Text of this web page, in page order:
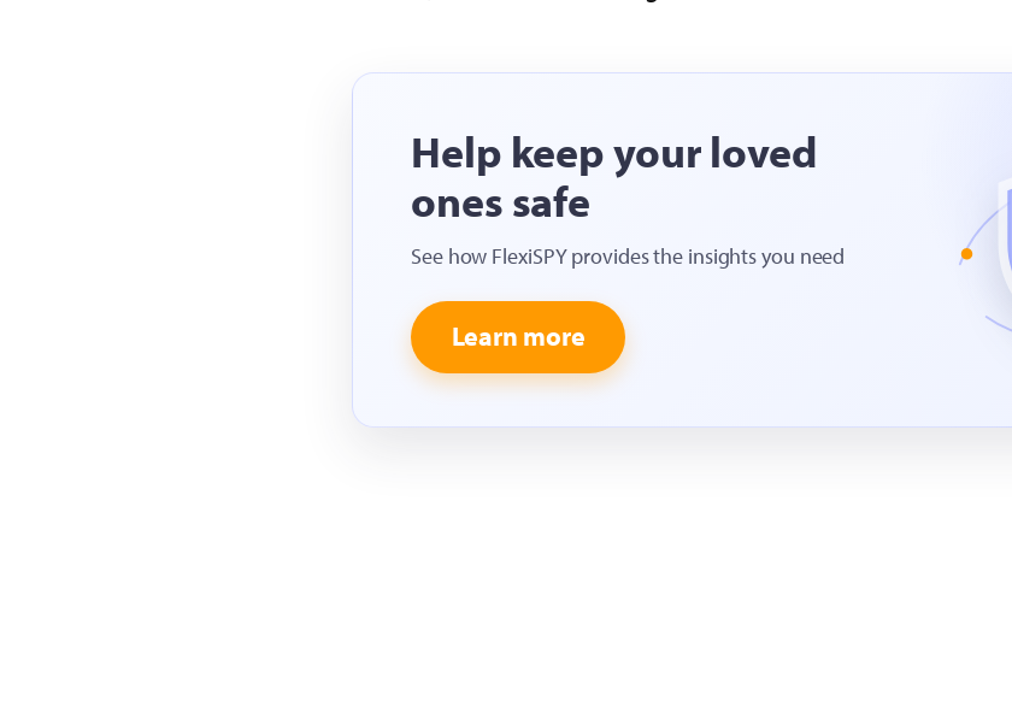
Help keep your loved
ones safe
See how FlexiSPY provides the insights you need
Learn more